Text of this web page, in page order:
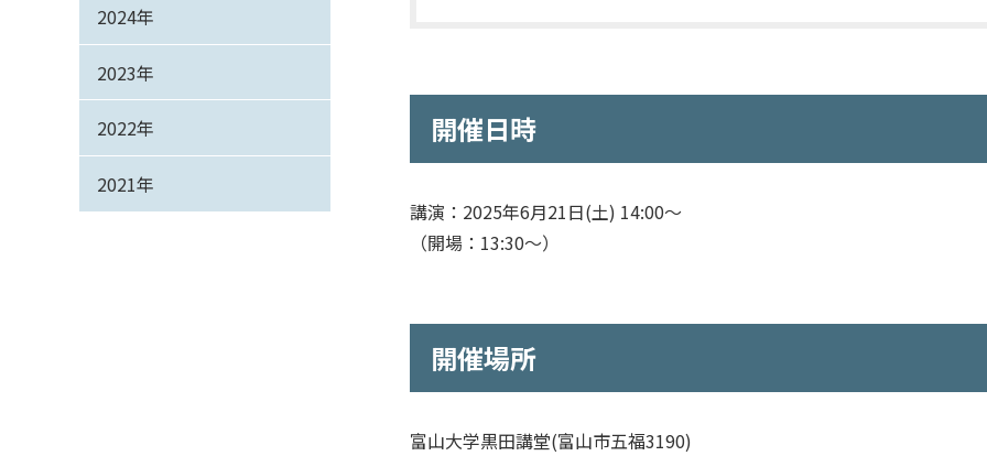
2024年
2023年
2022年
2021年
開催日時
講演：2025年6月21日(土) 14:00～
（開場：13:30～）
開催場所
富山大学黒田講堂(富山市五福3190)